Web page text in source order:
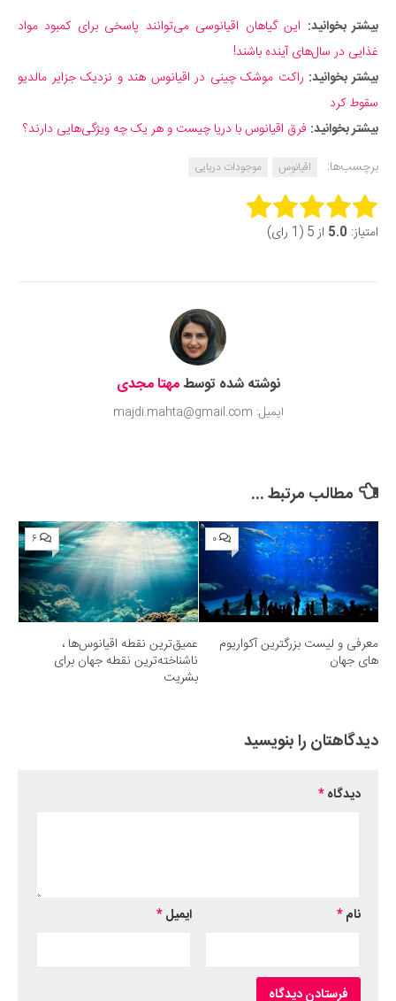
بیشتر بخوانید: این گیاهان اقیانوسی می‌توانند پاسخی برای کمبود مواد
غذایی در سال‌های آینده باشند‌!
بیشتر بخوانید: راکت موشک چینی در اقیانوس هند و نزدیک جزایر مالدیو
سقوط کرد
بیشتر بخوانید: فرق اقیانوس با دریا چیست و هر یک چه ویژگی‌هایی دارند؟
برچسب‌ها:
اقیانوس موجودات دریایی
Rate this item:
امتیاز: 5.0 از 5 (1 رای)
نوشته شده توسطمهتا مجدی
ایمیل: majdi.mahta@gmail.com
مطالب مرتبط ...
۰
معرفی و لیست بزرگترین آکواریوم
های جهان
۶
عمیق‌ترین نقطه اقیانوس‌‌ها ،
ناشناخته‌ترین نقطه جهان برای
بشریت
دیدگاهتان را بنویسید
دیدگاه*
نام* ایمیل*